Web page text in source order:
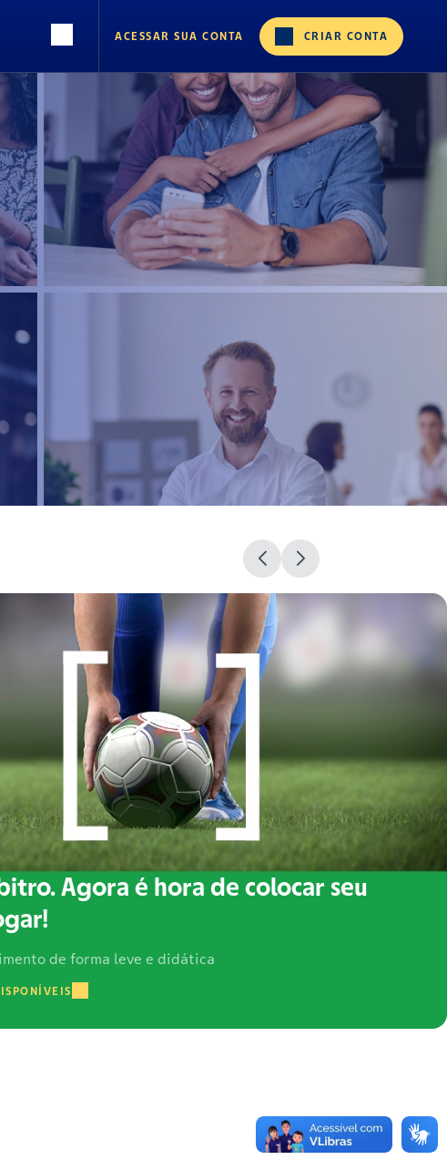
ACESSAR SUA CONTA CRIAR CONTA
Agora é hora de colocar seu
de forma leve e didática